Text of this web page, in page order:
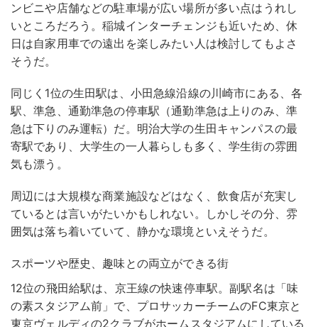
ンビニや店舗などの駐車場が広い場所が多い点はうれし
いところだろう。稲城インターチェンジも近いため、休
日は自家用車での遠出を楽しみたい人は検討してもよさ
そうだ。
同じく1位の生田駅は、小田急線沿線の川崎市にある、各
駅、準急、通勤準急の停車駅（通勤準急は上りのみ、準
急は下りのみ運転）だ。明治大学の生田キャンパスの最
寄駅であり、大学生の一人暮らしも多く、学生街の雰囲
気も漂う。
周辺には大規模な商業施設などはなく、飲食店が充実し
ているとは言いがたいかもしれない。しかしその分、雰
囲気は落ち着いていて、静かな環境といえそうだ。
スポーツや歴史、趣味との両立ができる街
12位の飛田給駅は、京王線の快速停車駅。副駅名は「味
の素スタジアム前」で、プロサッカーチームのFC東京と
東京ヴェルディの2クラブがホームスタジアムにしている